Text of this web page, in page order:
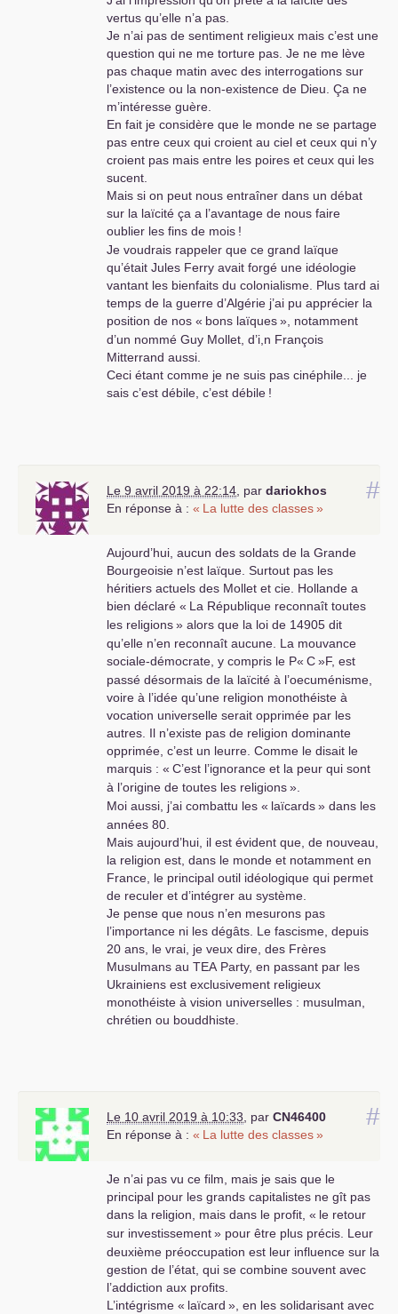
vertus qu’elle n’a pas.
Je n’ai pas de sentiment religieux mais c’est une
question qui ne me torture pas. Je ne me lève
pas chaque matin avec des interrogations sur
l’existence ou la non-existence de Dieu. Ça ne
m’intéresse guère.
En fait je considère que le monde ne se partage
pas entre ceux qui croient au ciel et ceux qui n’y
croient pas mais entre les poires et ceux qui les
sucent.
Mais si on peut nous entraîner dans un débat
sur la laïcité ça a l’avantage de nous faire
oublier les fins de mois !
Je voudrais rappeler que ce grand laïque
qu’était Jules Ferry avait forgé une idéologie
vantant les bienfaits du colonialisme. Plus tard ai
temps de la guerre d’Algérie j’ai pu apprécier la
position de nos « bons laïques», notamment
d’un nommé Guy Mollet, d’i,n François
Mitterrand aussi.
Ceci étant comme je ne suis pas cinéphile... je
sais c’est débile, c’est débile !
#
Le 9 avril 2019 à 22:14 par dariokhos
En réponse à : « La lutte des classes»
Aujourd’hui, aucun des soldats de la Grande
Bourgeoisie n’est laïque. Surtout pas les
héritiers actuels des Mollet et cie. Hollande a
bien déclaré « La République reconnaît toutes
les religions» alors que la loi de 14905 dit
qu’elle n’en reconnaît aucune. La mouvance
sociale-démocrate, y compris le P« C»F, est
passé désormais de la laïcité à l’oecuménisme,
voire à l’idée qu’une religion monothéiste à
vocation universelle serait opprimée par les
autres. Il n’existe pas de religion dominante
opprimée, c’est un leurre. Comme le disait le
marquis : « C’est l’ignorance et la peur qui sont
à l’origine de toutes les religions».
Moi aussi, j’ai combattu les « laïcards» dans les
années 80.
Mais aujourd’hui, il est évident que, de nouveau,
la religion est, dans le monde et notamment en
France, le principal outil idéologique qui permet
de reculer et d’intégrer au système.
Je pense que nous n’en mesurons pas
l’importance ni les dégâts. Le fascisme, depuis
20 ans, le vrai, je veux dire, des Frères
Musulmans au TEA Party, en passant par les
Ukrainiens est exclusivement religieux
monothéiste à vision universelles : musulman,
chrétien ou bouddhiste.
#
Le 10 avril 2019 à 10:33 par CN46400
En réponse à : « La lutte des classes»
Je n’ai pas vu ce film, mais je sais que le
principal pour les grands capitalistes ne gît pas
dans la religion, mais dans le profit, « le retour
sur investissement» pour être plus précis. Leur
deuxième préoccupation est leur influence sur la
gestion de l’état, qui se combine souvent avec
l’addiction aux profits.
L’intégrisme « laïcard », en les solidarisant avec